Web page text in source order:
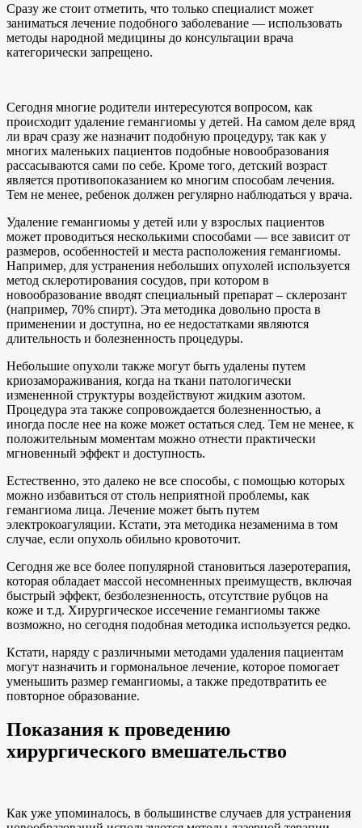
Сразу же стоит отметить, что только специалист может
заниматься лечение подобного заболевание — использовать
методы народной медицины до консультации врача
категорически запрещено.
Сегодня многие родители интересуются вопросом, как
происходит удаление гемангиомы у детей. На самом деле вряд
ли врач сразу же назначит подобную процедуру, так как у
многих маленьких пациентов подобные новообразования
рассасываются сами по себе. Кроме того, детский возраст
является противопоказанием ко многим способам лечения.
Тем не менее, ребенок должен регулярно наблюдаться у врача.
Удаление гемангиомы у детей или у взрослых пациентов
может проводиться несколькими способами — все зависит от
размеров, особенностей и места расположения гемангиомы.
Например, для устранения небольших опухолей используется
метод склеротирования сосудов, при котором в
новообразование вводят специальный препарат – склерозант
(например, 70% спирт). Эта методика довольно проста в
применении и доступна, но ее недостатками являются
длительность и болезненность процедуры.
Небольшие опухоли также могут быть удалены путем
криозамораживания, когда на ткани патологически
измененной структуры воздействуют жидким азотом.
Процедура эта также сопровождается болезненностью, а
иногда после нее на коже может остаться след. Тем не менее, к
положительным моментам можно отнести практически
мгновенный эффект и доступность.
Естественно, это далеко не все способы, с помощью которых
можно избавиться от столь неприятной проблемы, как
гемангиома лица. Лечение может быть путем
электрокоагуляции. Кстати, эта методика незаменима в том
случае, если опухоль обильно кровоточит.
Сегодня же все более популярной становиться лазеротерапия,
которая обладает массой несомненных преимуществ, включая
быстрый эффект, безболезненность, отсутствие рубцов на
коже и т.д. Хирургическое иссечение гемангиомы также
возможно, но сегодня подобная методика используется редко.
Кстати, наряду с различными методами удаления пациентам
могут назначить и гормональное лечение, которое помогает
уменьшить размер гемангиомы, а также предотвратить ее
повторное образование.
Показания к проведению
хирургического вмешательство
Как уже упоминалось, в большинстве случаев для устранения